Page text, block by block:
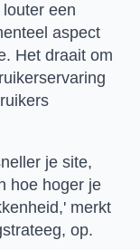
een
aspect
Het draait om
je site,
hoe hoger je
merkt
op.